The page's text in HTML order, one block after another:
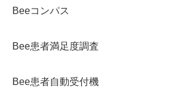
Beeコンパス
Bee患者満足度調査
Bee患者自動受付機